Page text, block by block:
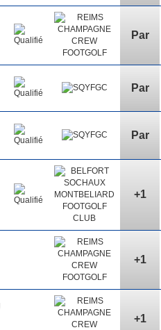
Par
Par
Par
+1
+1
+1